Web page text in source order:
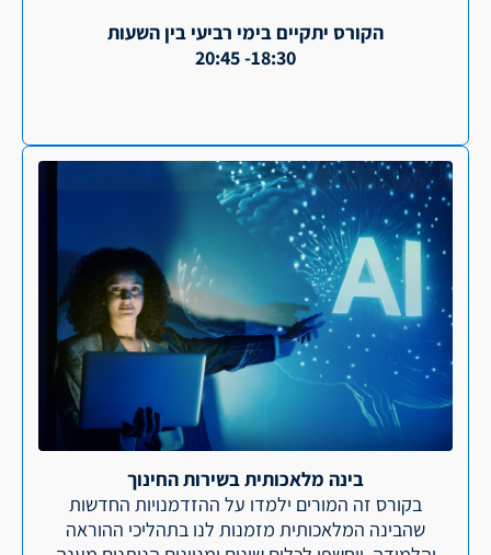
הקורס יתקיים בימי רביעי בין השעות
18:30- 20:45
בינה מלאכותית בשירות החינוך
בקורס זה המורים ילמדו על ההזדמנויות החדשות
שהבינה המלאכותית מזמנות לנו בתהליכי ההוראה